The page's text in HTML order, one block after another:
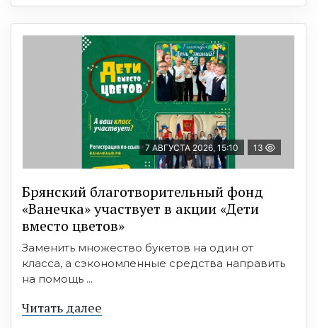
7 АВГУСТА 2026, 15:10 13
Брянский благотворительный фонд
«Ванечка» участвует в акции «Дети
вместо цветов»
Заменить множество букетов на один от
класса, а сэкономленные средства направить
на помощь ...
Читать далее